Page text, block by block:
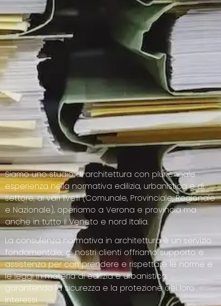
Siamo uno studio di architettura con pluriennale
esperienza nella normativa edilizia, urbanistica e di
settore, ai vari livelli (Comunale, Provinciale, Regionale
e Nazionale), operiamo a Verona e provincia ma
anche in tutto il Veneto e nord Italia.
La consulenza normativa in architettura è un servizio
fondamentale, ai nostri clienti offriamo supporto e
assistenza per comprendere e rispettare le norme e
le leggi in materia di edilizia e urbanistica,
garantendo la sicurezza e la protezione dei loro
interessi.